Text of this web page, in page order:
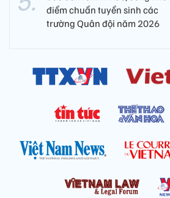
điểm chuẩn tuyển sinh các
trường Quân đội năm 2026